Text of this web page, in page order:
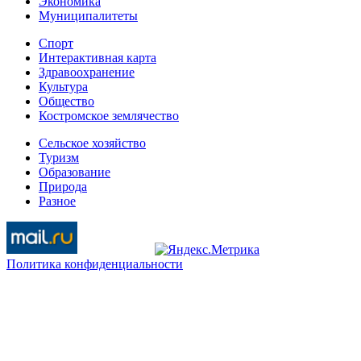
Муниципалитеты
Спорт
Интерактивная карта
Здравоохранение
Культура
Общество
Костромское землячество
Сельское хозяйство
Туризм
Образование
Природа
Разное
Политика конфиденциальности